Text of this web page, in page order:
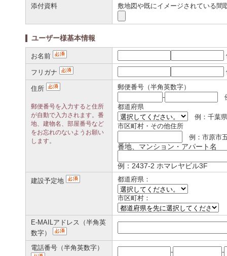
添付資料
敷地図や既にイメージされている間
ユーザー様基本情報
お名前
フリガナ
住所
郵便番号を入力すると住所
が自動で入力されます。番
地、建物名、部屋番号など
をお忘れのないようお願い
します。
郵便番号（半角英数字）
-
都道府県
例：千葉県
市区町村・その他住所
例：市原市
番地、マンション・アパート名
例：2437-2 ホマレヤビル3F
建設予定地 都道府県：
市区町村：
E-MAILアドレス（半角英
数字）
電話番号（半角英数字）
- -